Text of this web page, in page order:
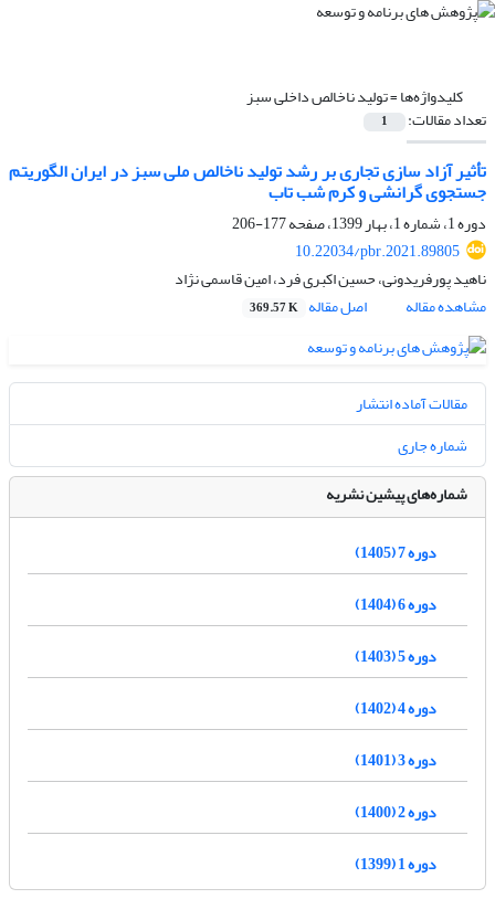
کلیدواژه‌ها =تولید ناخالص داخلی سبز
تعداد مقالات: 1
تأثیر آزاد سازی تجاری بر رشد تولید ناخالص ملی سبز در ایران الگوریتم
جستجوی گرانشی و کرم شب تاب
دوره 1، شماره 1، بهار 1399، صفحه
177-206
10.22034/pbr.2021.89805
ناهید پورفریدونی، حسین اکبری فرد، امین قاسمی نژاد
مشاهده مقاله
اصل مقاله 369.57 K
مقالات آماده انتشار
شماره جاری
شماره‌های پیشین نشریه
دوره 7 (1405)
دوره 6 (1404)
دوره 5 (1403)
دوره 4 (1402)
دوره 3 (1401)
دوره 2 (1400)
دوره 1 (1399)